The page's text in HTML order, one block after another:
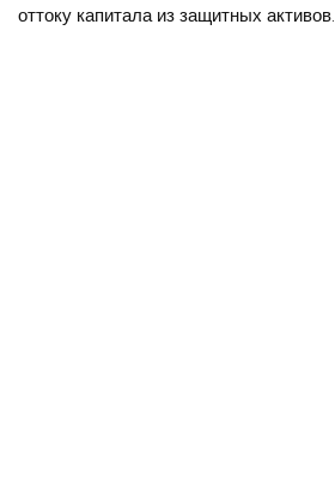
оттоку капитала из защитных активов.